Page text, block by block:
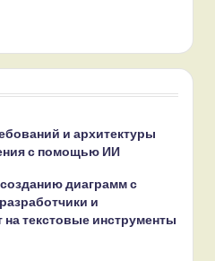
и архитектуры
с помощью ИИ
диаграмм с
и
текстовые инструменты